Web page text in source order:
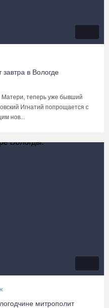
в Вологде
Матери, теперь уже бывший
Игнатий попрощается с
нов...
митрополит